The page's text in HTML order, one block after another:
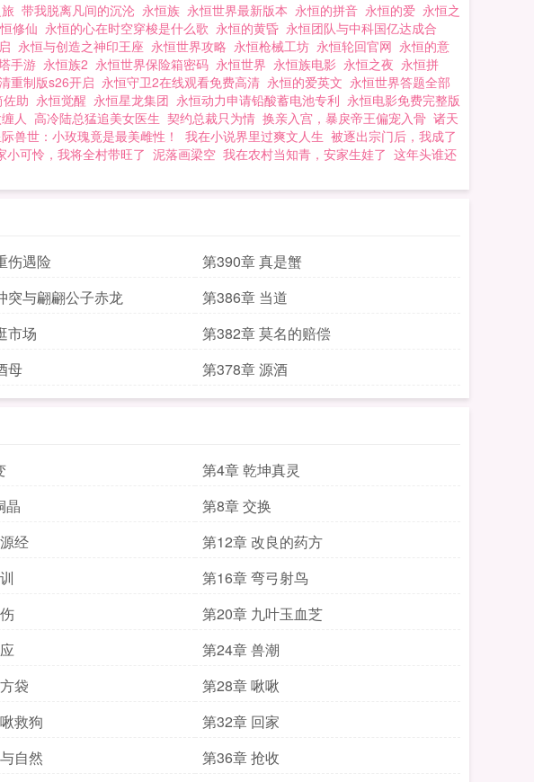
带我脱离凡间的沉沦 永恒族 永恒世界最新版本 永恒的拼音 永恒的爱 永恒之
修仙 永恒的心在时空穿梭是什么歌 永恒的黄昏 永恒团队与中科国亿达成合
永恒与创造之神印王座 永恒世界攻略 永恒枪械工坊 永恒轮回官网 永恒的意
手游 永恒族2 永恒世界保险箱密码 永恒世界 永恒族电影 永恒之夜 永恒拼
重制版s26开启 永恒守卫2在线观看免费高清 永恒的爱英文 永恒世界答题全部
助 永恒觉醒 永恒星龙集团 永恒动力申请铅酸蓄电池专利 永恒电影免费完整版
人 高冷陆总猛追美女医生 契约总裁只为情 换亲入宫，暴戾帝王偏宠入骨 诸天
兽世：小玫瑰竟是最美雌性！ 我在小说界里过爽文人生 被逐出宗门后，我成了
小可怜，我将全村带旺了 泥落画梁空 我在农村当知青，安家生娃了 这年头谁还
伤遇险
第390章 真是蟹
突与翩翩公子赤龙
第386章 当道
市场
第382章 莫名的赔偿
母 第378章 源酒
第4章 乾坤真灵
晶
第8章 交换
经
第12章 改良的药方
第16章 弯弓射鸟
第20章 九叶玉血芝
第24章 兽潮
袋
第28章 啾啾
救狗
第32章 回家
自然
第36章 抢收